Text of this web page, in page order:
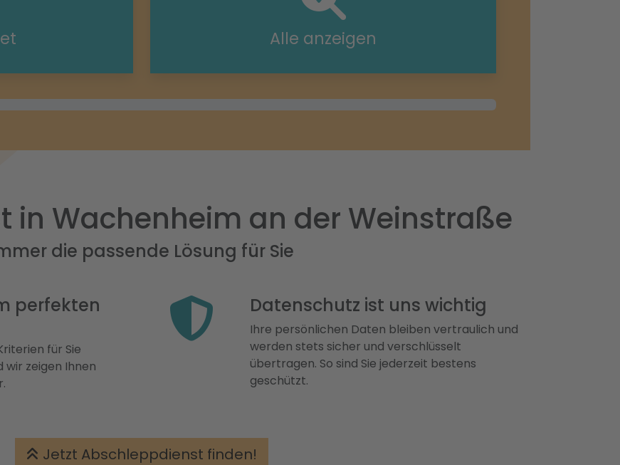
Alle anzeigen
in Wachenheim an der Weinstraße
die passende Lösung für Sie
perfekten
für Sie
wir zeigen Ihnen
Datenschutz ist uns wichtig
Ihre persönlichen Daten bleiben vertraulich und
werden stets sicher und verschlüsselt
übertragen. So sind Sie jederzeit bestens
geschützt.
Jetzt Abschleppdienst finden!